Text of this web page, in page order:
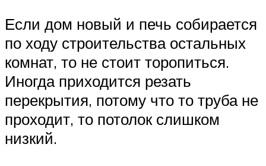
Если дом новый и печь собирается
по ходу строительства остальных
комнат, то не стоит торопиться.
Иногда приходится резать
перекрытия, потому что то труба не
проходит, то потолок слишком
низкий.